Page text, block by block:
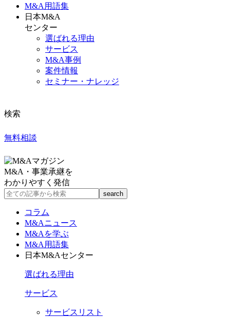
M&A 用語集
日本M&A
センター
選ばれる理由
サービス
M&A事例
案件情報
セミナー・ナレッジ
検索
無料相談
M&A・事業承継を
わかりやすく発信
コラム
M&Aニュース
M&Aを学ぶ
M&A用語集
日本M&Aセンター
選ばれる理由
サービス
サービスリスト